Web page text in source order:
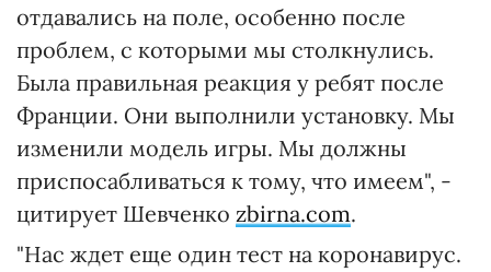
отдавались на поле, особенно после
проблем, с которыми мы столкнулись.
Была правильная реакция у ребят после
Франции. Они выполнили установку. Мы
изменили модель игры. Мы должны
приспосабливаться к тому, что имеем", -
цитирует Шевченко zbirna.com.
"Нас ждет еще один тест на коронавирус.